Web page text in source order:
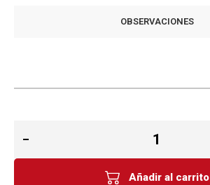
OBSERVACIONES
Añadir al carrito